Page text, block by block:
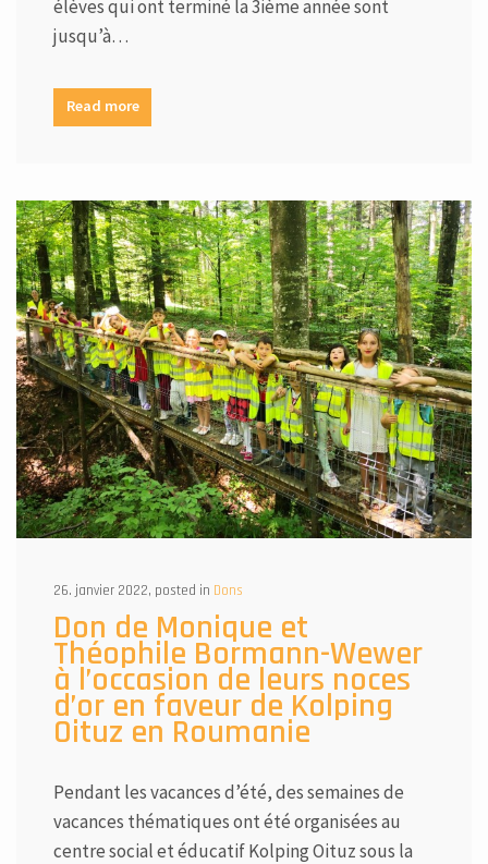
élèves qui ont terminé la 3ième année sont
jusqu’à…
Read more
26. janvier 2022, posted in Dons
Don de Monique et
Théophile Bormann-Wewer
à l’occasion de leurs noces
d’or en faveur de Kolping
Oituz en Roumanie
Pendant les vacances d’été, des semaines de
vacances thématiques ont été organisées au
centre social et éducatif Kolping Oituz sous la